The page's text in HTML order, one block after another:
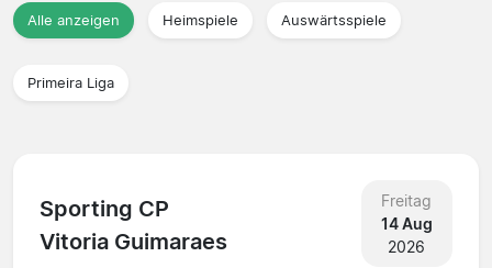
Alle anzeigen Heimspiele Auswärtsspiele
Primeira Liga
Sporting CP
Vitoria Guimaraes
Freitag
14 Aug
2026